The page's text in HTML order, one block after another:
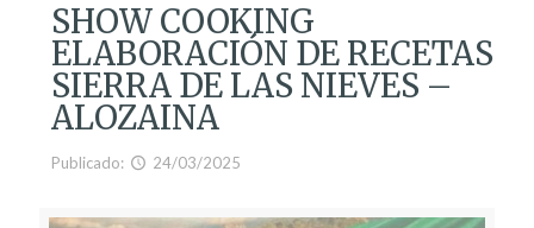
SHOW COOKING
ELABORACIÓN DE RECETAS
SIERRA DE LAS NIEVES –
ALOZAINA
Publicado: 24/03/2025